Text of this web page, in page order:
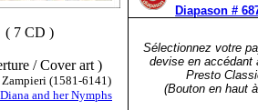
( 7 CD )
/ Cover art )
(1581-6141)
and her Nymphs
Diapason #
Sélectionnez votre
devise en accédant
Presto
(Bouton en haut